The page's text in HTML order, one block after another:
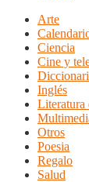
Arte
Ciencia
Cine y
Inglés
Literatura
Otros
Poesia
Regalo
Salud